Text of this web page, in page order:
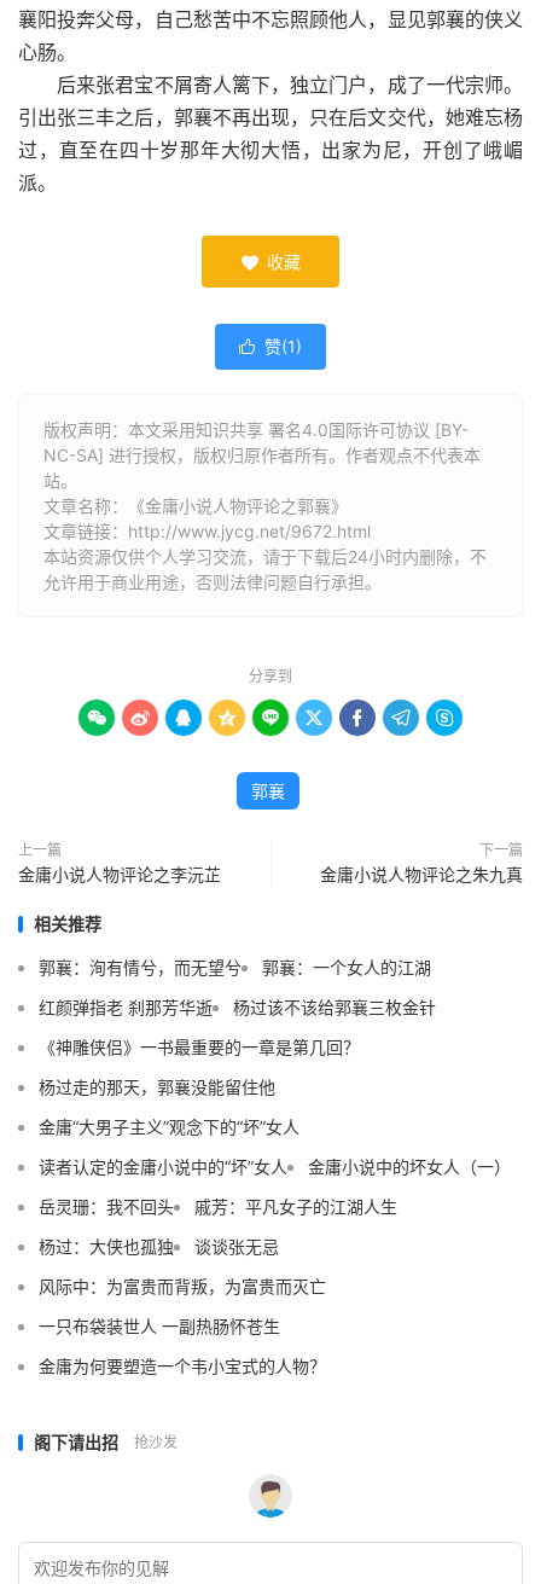
襄阳投奔父母，自己愁苦中不忘照顾他人，显见郭襄的侠义
心肠。
后来张君宝不屑寄人篱下，独立门户，成了一代宗师。
引出张三丰之后，郭襄不再出现，只在后文交代，她难忘杨
过，直至在四十岁那年大彻大悟，出家为尼，开创了峨嵋
派。
 收藏
 赞(1)
版权声明：本文采用知识共享 署名4.0国际许可协议 [BY-
NC-SA] 进行授权，版权归原作者所有。作者观点不代表本
站。
文章名称：《金庸小说人物评论之郭襄》
文章链接： http://www.jycg.net/9672.html
本站资源仅供个人学习交流，请于下载后24小时内删除，不
允许用于商业用途，否则法律问题自行承担。
分享到
        
郭襄
上一篇
金庸小说人物评论之李沅芷
下一篇
金庸小说人物评论之朱九真
相关推荐
郭襄：洵有情兮，而无望兮
郭襄：一个女人的江湖
红颜弹指老 刹那芳华逝
杨过该不该给郭襄三枚金针
《神雕侠侣》一书最重要的一章是第几回？
杨过走的那天，郭襄没能留住他
金庸“大男子主义”观念下的“坏”女人
读者认定的金庸小说中的“坏”女人
金庸小说中的坏女人（一）
岳灵珊：我不回头
戚芳：平凡女子的江湖人生
杨过：大侠也孤独
谈谈张无忌
风际中：为富贵而背叛，为富贵而灭亡
一只布袋装世人 一副热肠怀苍生
金庸为何要塑造一个韦小宝式的人物？
阁下请出招 抢沙发